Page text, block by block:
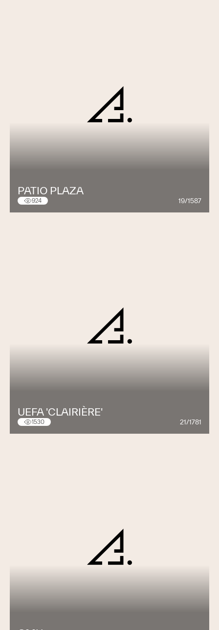
PATIO PLAZA
924 19/1587
UEFA 'CLAIRIÈRE'
1530 21/1781